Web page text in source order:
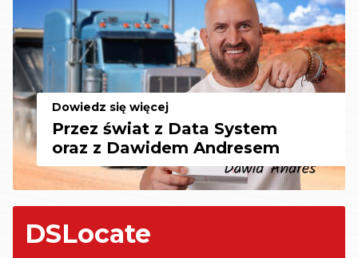
Dowiedz się więcej
Przez świat z Data System
oraz z Dawidem Andresem
DSLocate